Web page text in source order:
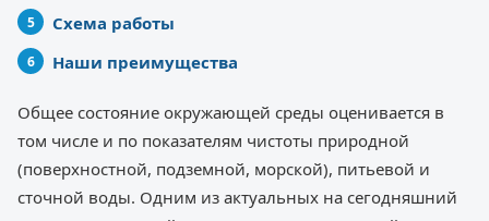
Схема работы
Наши преимущества
Общее состояние окружающей среды оценивается в
том числе и по показателям чистоты природной
(поверхностной, подземной, морской), питьевой и
сточной воды. Одним из актуальных на сегодняшний